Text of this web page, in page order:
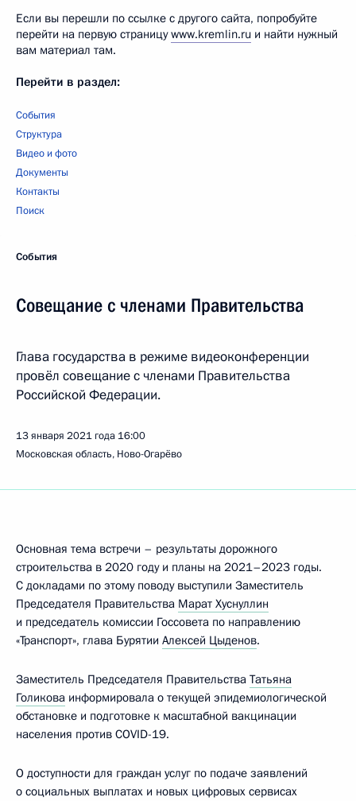
Если вы перешли по ссылке с другого сайта, попробуйте
перейти на первую страницуwww.kremlin.ru и найти нужный
вам материал там.
Перейти в раздел:
События
Структура
Видео и фото
Документы
Контакты
Поиск
События
Совещание с членами Правительства
Глава государства в режиме видеоконференции
провёл совещание с членами Правительства
Российской Федерации.
13 января 2021 года 16:00
Московская область, Ново-Огарёво
Основная тема встречи – результаты дорожного
строительства в 2020 году и планы на 2021–2023 годы.
С докладами по этому поводу выступили Заместитель
Председателя Правительства Марат Хуснуллин
и председатель комиссии Госсовета по направлению
«Транспорт», глава Бурятии Алексей Цыденов.
Заместитель Председателя Правительства Татьяна
Голикова информировала о текущей эпидемиологической
обстановке и подготовке к масштабной вакцинации
населения против COVID-19.
О доступности для граждан услуг по подаче заявлений
о социальных выплатах и новых цифровых сервисах